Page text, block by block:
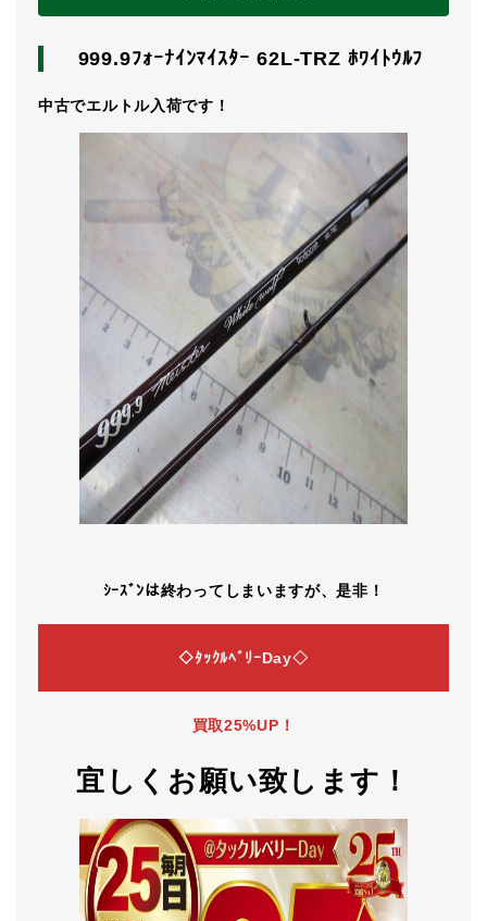
999.9ﾌｫｰﾅｲﾝﾏｲｽﾀｰ 62L-TRZ ﾎﾜｲﾄｳﾙﾌ
中古でエルトル入荷です！
ｼｰｽﾞﾝは終わってしまいますが、是非！
◇ﾀｯｸﾙﾍﾞﾘｰDay◇
買取25%UP！
宜しくお願い致します！